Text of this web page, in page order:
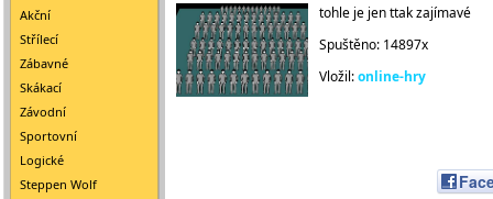
Akční
Střílecí
Zábavné
Skákací
Závodní
Sportovní
Logické
Steppen Wolf
tohle je jen ttak zajímavé
Spuštěno: 14897x
Vložil:online-hry